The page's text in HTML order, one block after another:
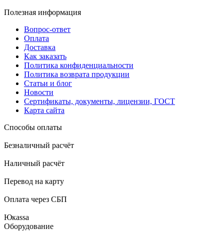
Полезная информация
Вопрос-ответ
Оплата
Доставка
Как заказать
Политика конфиденциальности
Политика возврата продукции
Статьи и блог
Новости
Сертификаты, документы, лицензии, ГОСТ
Карта сайта
Способы оплаты
Безналичный расчёт
Наличный расчёт
Перевод на карту
Оплата через СБП
Юкаssа
Оборудование